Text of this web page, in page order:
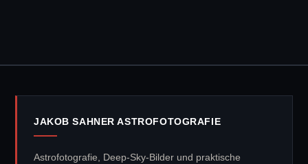
JAKOB SAHNER ASTROFOTOGRAFIE
Astrofotografie, Deep-Sky-Bilder und praktische